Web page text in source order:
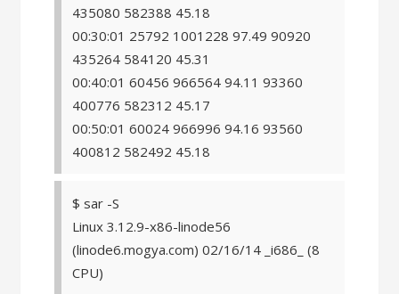
435080 582388 45.18
00:30:01 25792 1001228 97.49 90920
435264 584120 45.31
00:40:01 60456 966564 94.11 93360
400776 582312 45.17
00:50:01 60024 966996 94.16 93560
400812 582492 45.18
$ sar -S
Linux 3.12.9-x86-linode56
(linode6.mogya.com) 02/16/14 _i686_ (8
CPU)